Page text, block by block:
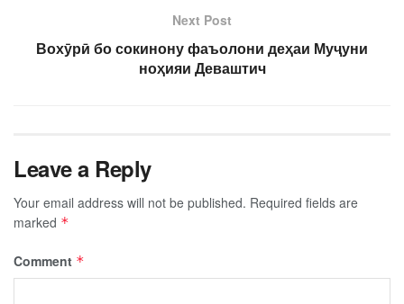
Next Post
Вохӯрӣ бо сокинону фаъолони деҳаи Муҷуни
ноҳияи Деваштич
Leave a Reply
Your email address will not be published. Required fields are
marked *
Comment *